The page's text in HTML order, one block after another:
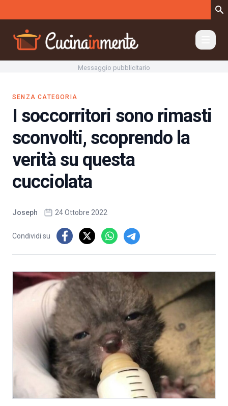
Messaggio pubblicitario
SENZA CATEGORIA
I soccorritori sono rimasti
sconvolti, scoprendo la
verità su questa
cucciolata
Joseph 24 Ottobre 2022
Condividi su